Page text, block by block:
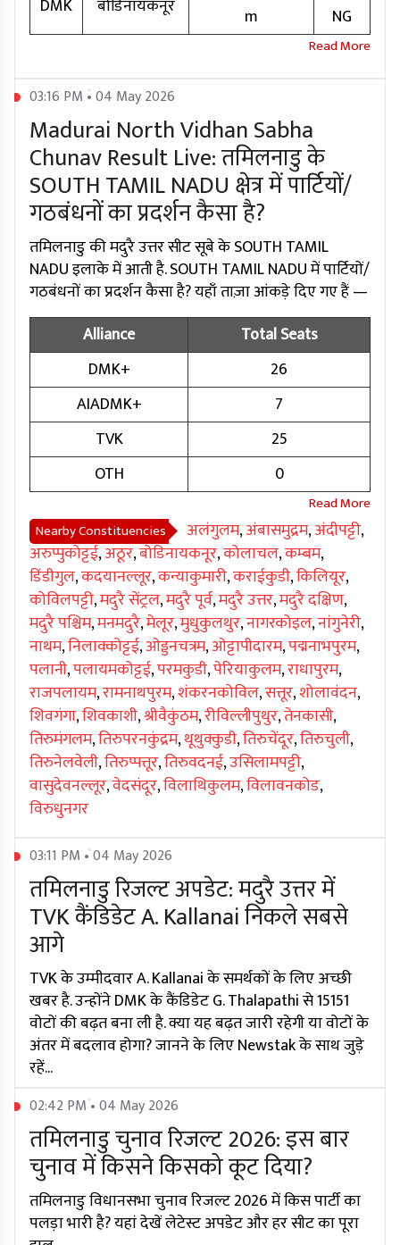
DMK बोडिनायकनूर
m
NG
03:16 PM • 04 May 2026
Madurai North Vidhan Sabha
Chunav Result Live: तमिलनाडु के
SOUTH TAMIL NADU क्षेत्र में पार्टियों/
गठबंधनों का प्रदर्शन कैसा है?
तमिलनाडु की मदुरै उत्तर सीट सूबे के SOUTH TAMIL
NADU इलाके में आती है. SOUTH TAMIL NADU में पार्टियों/
गठबंधनों का प्रदर्शन कैसा है? यहाँ ताज़ा आंकड़े दिए गए हैं —
Alliance
Total Seats
DMK+
26
AIADMK+
7
TVK
25
OTH
0
Nearby Constituencies अलंगुलम,अंबासमुद्रम,अंदीपट्टी,
अरुप्पुकोट्टई,अठूर,बोडिनायकनूर,कोलाचल,कम्बम,
डिंडीगुल,कदयानल्लूर,कन्याकुमारी,कराईकुडी,किलियूर,
कोविलपट्टी,मदुरै सेंट्रल,मदुरै पूर्व,मदुरै उत्तर,मदुरै दक्षिण,
मदुरै पश्चिम,मनमदुरै,मेलूर,मुधुकुलथुर,नागरकोइल,नांगुनेरी,
नाथम,निलाक्कोट्टई,ओड्डनचत्रम,ओट्टापीदारम,पद्मनाभपुरम,
पलानी,पलायमकोट्टई,परमकुडी,पेरियाकुलम,राधापुरम,
राजपलायम,रामनाथपुरम,शंकरनकोविल,सत्तूर,शोलावंदन,
शिवगंगा,शिवकाशी,श्रीवैकुंठम,रीविल्लीपुथुर,तेनकासी,
तिरुमंगलम,तिरुपरनकुंद्रम,थूथुक्कुडी,तिरुचेंदूर,तिरुचुली,
तिरुनेलवेली,तिरुप्पत्तूर,तिरुवदनई,उसिलामपट्टी,
वासुदेवनल्लूर,वेदसंदूर,विलाथिकुलम,विलावनकोड,
विरुधुनगर
03:11 PM • 04 May 2026
तमिलनाडु रिजल्ट अपडेट: मदुरै उत्तर में
TVK कैंडिडेट A. Kallanai निकले सबसे
आगे
TVK के उम्मीदवार A. Kallanai के समर्थकों के लिए अच्छी
खबर है. उन्होंने DMK के कैंडिडेट G. Thalapathi से 15151
वोटों की बढ़त बना ली है. क्या यह बढ़त जारी रहेगी या वोटों के
अंतर में बदलाव होगा? जानने के लिए Newstak के साथ जुड़े
रहें...
02:42 PM • 04 May 2026
तमिलनाडु चुनाव रिजल्ट 2026: इस बार
चुनाव में किसने किसको कूट दिया?
तमिलनाडु विधानसभा चुनाव रिजल्ट 2026 में किस पार्टी का
पलड़ा भारी है? यहां देखें लेटेस्ट अपडेट और हर सीट का पूरा